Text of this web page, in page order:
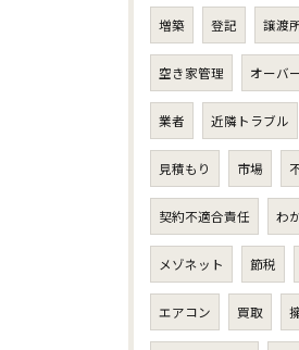
増築 登記 譲渡
空き家管理 オーバ
業者 近隣トラブル
見積もり 市場
契約不適合責任 わ
メゾネット 節税
エアコン 買取